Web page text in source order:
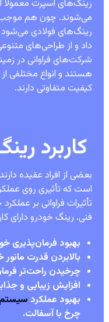
رینگ‌های اسپرت معمولا
می‌شوند. چون هم موجب
رینگ‌های فولادی
داد و از طراحی‌های
شرکت‌های فراوانی در
هستند و انواع مختلفی
کیفیت متفاوتی دارند.
کاربرد
بعضی از افراد عقیده
است که تأثیری روی
تأثیرات فراوانی بر
فنی. رینگ خودرو دارای
بهبود فرمان‌پذیری
بالابردن قدرت
چرخیدن راحت‌تر
افزایش زیبایی و
بهبود عملکرد سیستم
چرخ با آسفالت.